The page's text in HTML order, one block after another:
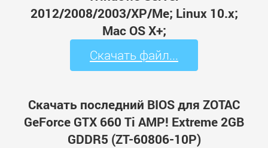
2012/2008/2003/XP/Me; Linux 10.x;
Mac OS X+;
Скачать файл...
Скачать последний BIOS для ZOTAC
GeForce GTX 660 Ti AMP! Extreme 2GB
GDDR5 (ZT-60806-10P)